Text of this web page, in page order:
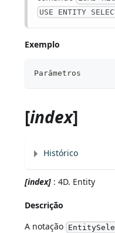
USE ENTITY
Exemplo
Parâmetros
[index]
Histórico
[index] : 4D. Entity
Descrição
A notação